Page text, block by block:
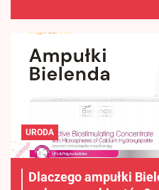
URODA
Dlaczego ampułki